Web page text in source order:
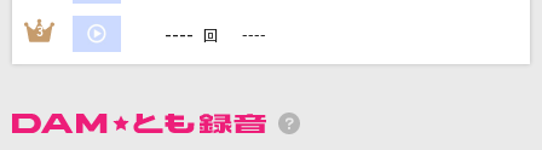
DAMの新曲・ランキングなど
3 ---- 回 ----